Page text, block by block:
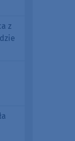
z